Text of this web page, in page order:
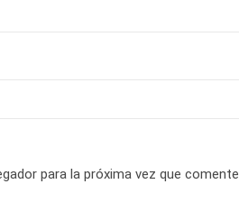
para la próxima vez que comente.